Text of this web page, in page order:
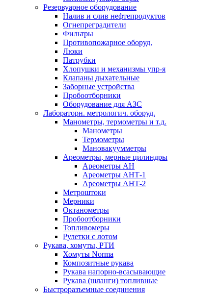
Резервуарное оборудование
Налив и слив нефтепродуктов
Огнепреградители
Фильтры
Противопожарное оборуд.
Люки
Патрубки
Хлопушки и механизмы упр-я
Клапаны дыхательные
Заборные устройства
Пробоотборники
Оборудование для АЗС
Лабораторн. метрологич. оборуд.
Манометры, термометры и т.д.
Манометры
Термометры
Мановакуумметры
Ареометры, мерные цилиндры
Ареометры АН
Ареометры АНТ-1
Ареометры АНТ-2
Метроштоки
Мерники
Октанометры
Пробоотборники
Топливомеры
Рулетки с лотом
Рукава, хомуты, РТИ
Хомуты Norma
Композитные рукава
Рукава напорно-всасывающие
Рукава (шланги) топливные
Быстроразъемные соединения